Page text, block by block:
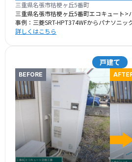
三重県名張市桔梗ヶ丘5番町
三重県名張市桔梗ヶ丘5番町エコキュート>
事例：三菱SRT-HPT374WFからパナソニッ
詳しくはこちら
戸建て
BEFORE